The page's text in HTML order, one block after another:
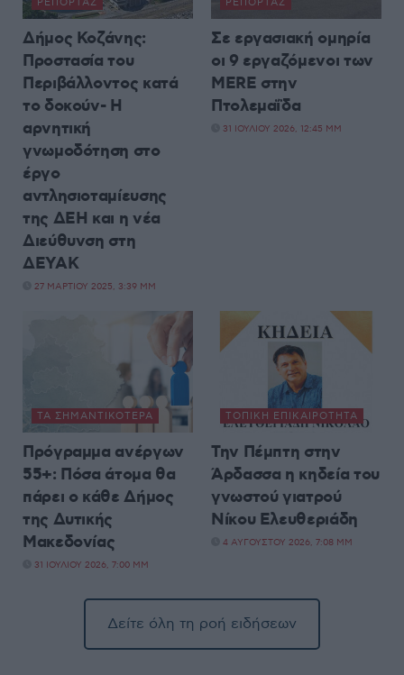
Δήμος Κοζάνης:
Προστασία του
Περιβάλλοντος κατά
το δοκούν- Η
αρνητική
γνωμοδότηση στο
έργο
αντλησιοταμίευσης
της ΔΕΗ και η νέα
Διεύθυνση στη
ΔΕΥΑΚ
27 ΜΑΡΤΊΟΥ 2025, 3:39 ΜΜ
Σε εργασιακή ομηρία
οι 9 εργαζόμενοι των
MERE στην
Πτολεμαΐδα
31 ΙΟΥΛΊΟΥ 2026, 12:45 ΜΜ
ΤΑ ΣΗΜΑΝΤΙΚΟΤΕΡΑ
Πρόγραμμα ανέργων
55+: Πόσα άτομα θα
πάρει ο κάθε Δήμος
της Δυτικής
Μακεδονίας
31 ΙΟΥΛΊΟΥ 2026, 7:00 ΜΜ
ΤΟΠΙΚΉ ΕΠΙΚΑΙΡΌΤΗΤΑ
Την Πέμπτη στην
Άρδασσα η κηδεία του
γνωστού γιατρού
Νίκου Ελευθεριάδη
4 ΑΥΓΟΎΣΤΟΥ 2026, 7:08 ΜΜ
Δείτε όλη τη ροή ειδήσεων